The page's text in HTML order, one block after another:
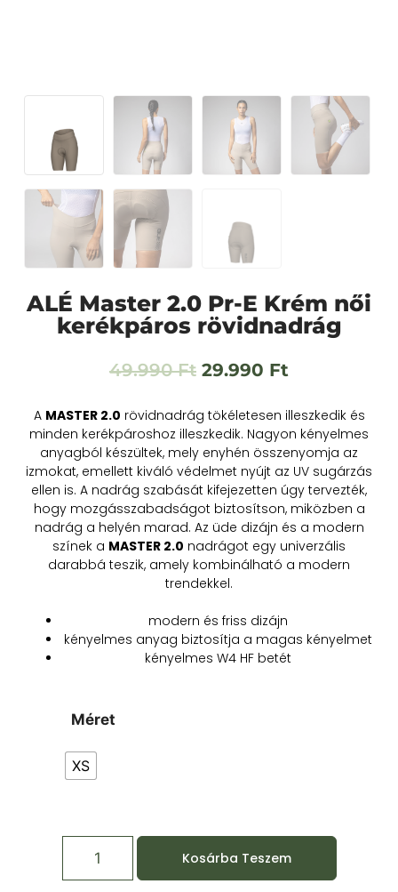
ALÉ Master 2.0 Pr-E Krém női
kerékpáros rövidnadrág
49.990Ft 29.990 Ft
A MASTER 2.0 rövidnadrág tökéletesen illeszkedik és
minden kerékpároshoz illeszkedik. Nagyon kényelmes
anyagból készültek, mely enyhén összenyomja az
izmokat, emellett kiváló védelmet nyújt az UV sugárzás
ellen is. A nadrág szabását kifejezetten úgy tervezték,
hogy mozgásszabadságot biztosítson, miközben a
nadrág a helyén marad. Az üde dizájn és a modern
színek a MASTER 2.0 nadrágot egy univerzális
darabbá teszik, amely kombinálható a modern
trendekkel.
modern és friss dizájn
kényelmes anyag biztosítja a magas kényelmet
kényelmes W4 HF betét
Méret
XS
Kosárba Teszem